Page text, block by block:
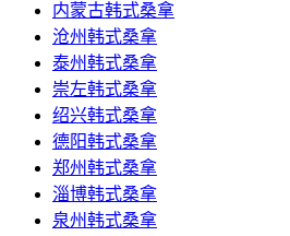
内蒙古韩式桑拿
沧州韩式桑拿
泰州韩式桑拿
崇左韩式桑拿
绍兴韩式桑拿
德阳韩式桑拿
郑州韩式桑拿
淄博韩式桑拿
泉州韩式桑拿